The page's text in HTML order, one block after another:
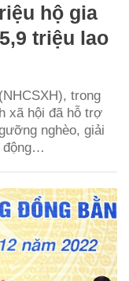
hộ gia
triệu lao
trong
xã hội đã hỗ trợ
nghèo, giải
động…